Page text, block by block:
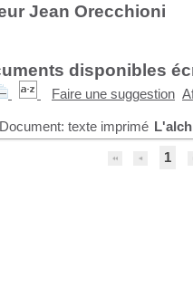
Jean Orecchioni
disponibles
Faire une suggestion
1